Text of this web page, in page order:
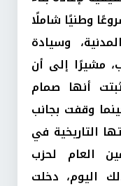
وطنيًا شاملًا
وسيادة
مشيرًا إلى أن
أنها صمام
وقفت بجانب
التاريخية في
العام لحزب
اليوم، دخلت